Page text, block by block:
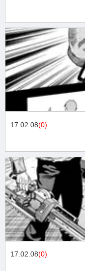
17.02.08(0)
17.02.08(0)